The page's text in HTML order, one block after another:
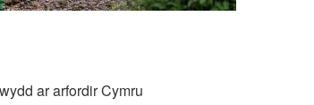
ar arfordir Cymru